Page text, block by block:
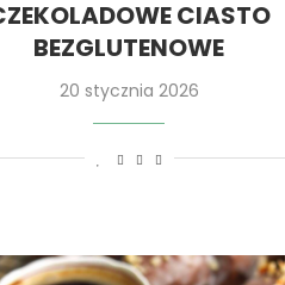
CIASTO
BEZGLUTENOWE
20 stycznia 2026